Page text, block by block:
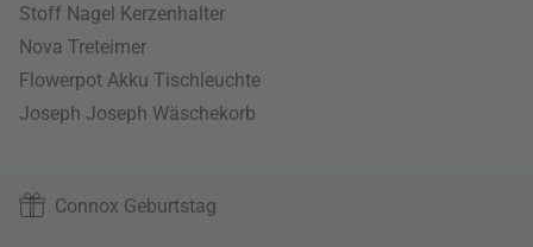
Stoff Nagel Kerzenhalter
Nova Treteimer
Flowerpot Akku Tischleuchte
Joseph Joseph Wäschekorb
Connox Geburtstag